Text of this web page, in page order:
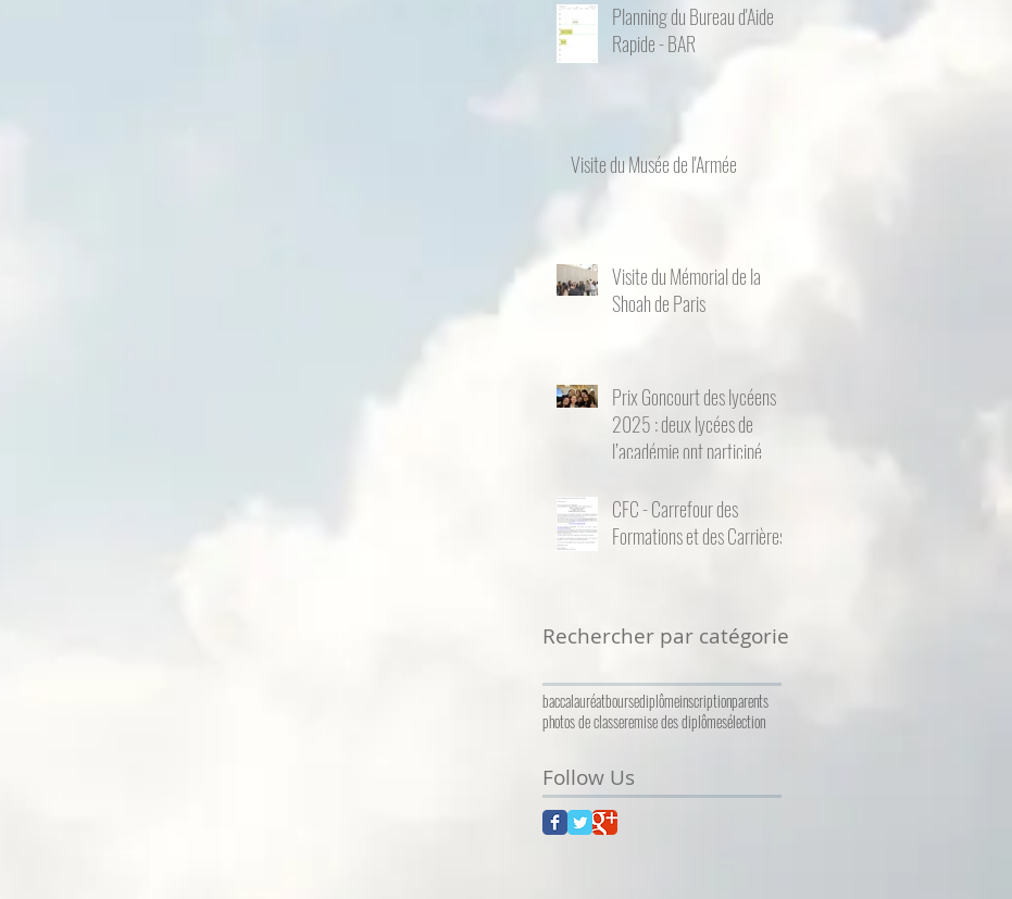
Planning du Bureau d'Aide
Rapide - BAR
Visite du Musée de l'Armée
Visite du Mémorial de la
Shoah de Paris
Prix Goncourt des lycéens
2025 : deux lycées de
l’académie ont participé
CFC - Carrefour des
Formations et des Carrières
Rechercher par catégorie
baccalauréatboursediplômeinscriptionparents
photos de classeremise des diplômesélection
Follow Us